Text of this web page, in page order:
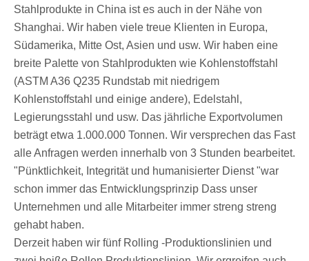
Stahlprodukte in China ist es auch in der Nähe von
Shanghai. Wir haben viele treue Klienten in Europa,
Südamerika, Mitte Ost, Asien und usw. Wir haben eine
breite Palette von Stahlprodukten wie Kohlenstoffstahl
(ASTM A36 Q235 Rundstab mit niedrigem
Kohlenstoffstahl und einige andere), Edelstahl,
Legierungsstahl und usw. Das jährliche Exportvolumen
beträgt etwa 1.000.000 Tonnen. Wir versprechen das Fast
alle Anfragen werden innerhalb von 3 Stunden bearbeitet.
"Pünktlichkeit, Integrität und humanisierter Dienst "war
schon immer das Entwicklungsprinzip Dass unser
Unternehmen und alle Mitarbeiter immer streng streng
gehabt haben.
Derzeit haben wir fünf Rolling -Produktionslinien und